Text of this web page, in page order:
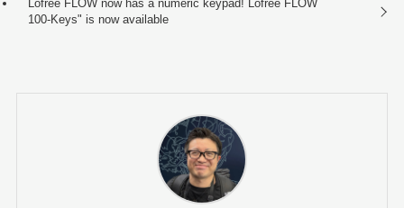
Lofree FLOW now has a numeric keypad! Lofree FLOW
100-Keys" is now available